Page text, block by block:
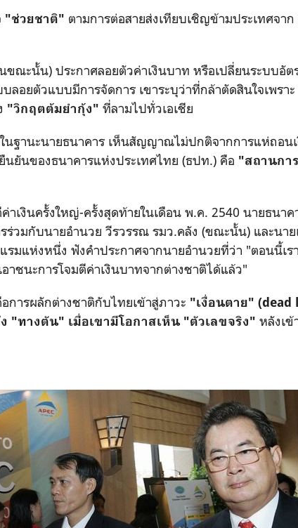
"ช่วยชาติ" ตามการต่อสายส่งเทียบเชิญข้ามประเทศจา
ขณะนั้น) ประกาศลอยตัวค่าเงินบาท หรือเปลี่ยนระบบอัต
ลอยตัวแบบมีการจัดการ เขาระบุว่าที่กล้าตัดสินใจเพราะ
"วิกฤตต้มยำกุ้ง" ที่ลามไปทั่วเอเชีย
ฐานะนายธนาคาร เห็นสัญญาณไม่ปกติจากการแห่ถอน
ยันของธนาคารแห่งประเทศไทย (ธปท.) คือ "สถานกา
าเงินครั้งใหญ่-ครั้งสุดท้ายในเดือน พ.ค. 2540 นายธนา
ร่วมกับนายอำนวย วีรวรรณ รมว.คลัง (ขณะนั้น) และนาย
มแห่งหนึ่ง ฟังคำประกาศจากนายอำนวยที่ว่า "ตอนนี้เร
าชนะการโจมตีค่าเงินบาทจากต่างชาติได้แล้ว"
ารผลักต่างชาติกับไทยเข้าสู่ภาวะ "เงื่อนตาย" (dead
"ทางตัน" เมื่อเขามีโอกาสเห็น "ตัวเลขจริง" หลังเ